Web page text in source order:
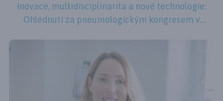
Inovace, multidisciplinarita a nové technologie:
Ohlédnutí za pneumologickým kongresem v